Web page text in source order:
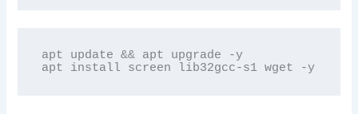
apt update && apt upgrade -y
apt install screen lib32gcc-s1 wget -y